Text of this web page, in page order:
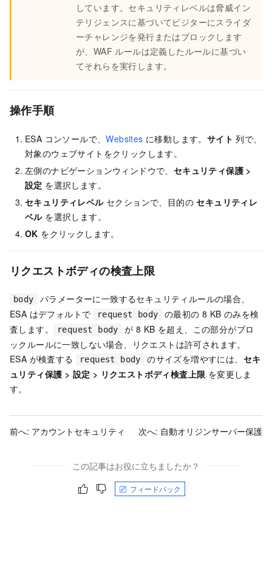
しています。セキュリティレベルは脅威イン
テリジェンスに基づいてビジターにスライダ
ーチャレンジを発行またはブロックします
が、WAF ルールは定義したルールに基づい
てそれらを実行します。
操作手順
ESA コンソールで、Websites に移動します。 サイト 列で、
対象のウェブサイトをクリックします。
左側のナビゲーションウィンドウで、 セキュリティ保護 >
設定 を選択します。
セキュリティレベルセクションで、目的のセキュリティレ
ベルを選択します。
OK をクリックします。
リクエストボディの検査上限
body
パラメーターに一致するセキュリティルールの場合、
ESA はデフォルトで request body
の最初の 8 KB のみを検
査します。
request body
が 8 KB を超え、この部分がブロ
ックルールに一致しない場合、リクエストは許可されます。
ESA が検査する request body のサイズを増やすには、 セキ
ュリティ保護 > 設定 > リクエストボディ検査上限 を変更しま
す。
前へ: アカウントセキュリティ 次へ: 自動オリジンサーバー保護
この記事はお役に立ちましたか？
フィードバック